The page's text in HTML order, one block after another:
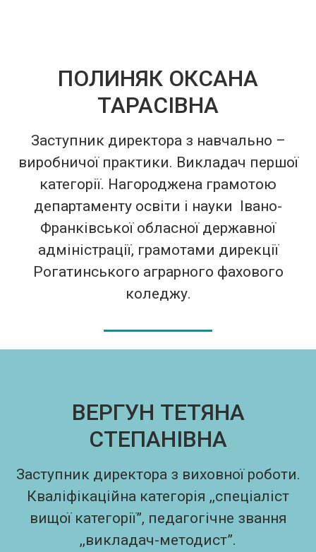
ПОЛИНЯК ОКСАНА
ТАРАСІВНА
Заступник директора з навчально –
виробничої практики. Викладач першої
категорії. Нагороджена грамотою
департаменту освіти і науки Івано-
Франківської обласної державної
адміністрації, грамотами дирекції
Рогатинського аграрного фахового
коледжу.
ВЕРГУН ТЕТЯНА
СТЕПАНІВНА
Заступник директора з виховної роботи.
Кваліфікаційна категорія ,,спеціаліст
вищої категорії”, педагогічне звання
,,викладач-методист”.